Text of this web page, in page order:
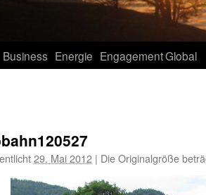
Business Energie EngagementGlobal
29. Mai 2012 | Die Originalgröße